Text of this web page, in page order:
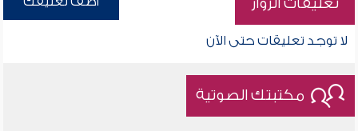
تعليقات الزوار
لا توجد تعليقات حتى الآن
مكتبتك الصوتية